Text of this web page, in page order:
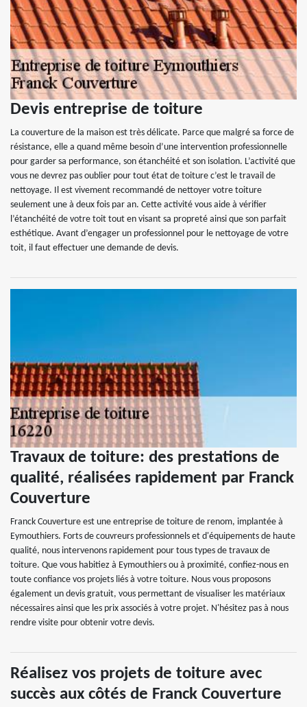
Devis entreprise de toiture
La couverture de la maison est très délicate. Parce que malgré sa force de
résistance, elle a quand même besoin d’une intervention professionnelle
pour garder sa performance, son étanchéité et son isolation. L’activité que
vous ne devrez pas oublier pour tout état de toiture c’est le travail de
nettoyage. Il est vivement recommandé de nettoyer votre toiture
seulement une à deux fois par an. Cette activité vous aide à vérifier
l’étanchéité de votre toit tout en visant sa propreté ainsi que son parfait
esthétique. Avant d’engager un professionnel pour le nettoyage de votre
toit, il faut effectuer une demande de devis.
Travaux de toiture: des prestations de
qualité, réalisées rapidement par Franck
Couverture
Franck Couverture est une entreprise de toiture de renom, implantée à
Eymouthiers. Forts de couvreurs professionnels et d'équipements de haute
qualité, nous intervenons rapidement pour tous types de travaux de
toiture. Que vous habitiez à Eymouthiers ou à proximité, confiez-nous en
toute confiance vos projets liés à votre toiture. Nous vous proposons
également un devis gratuit, vous permettant de visualiser les matériaux
nécessaires ainsi que les prix associés à votre projet. N'hésitez pas à nous
rendre visite pour obtenir votre devis.
Réalisez vos projets de toiture avec
succès aux côtés de Franck Couverture